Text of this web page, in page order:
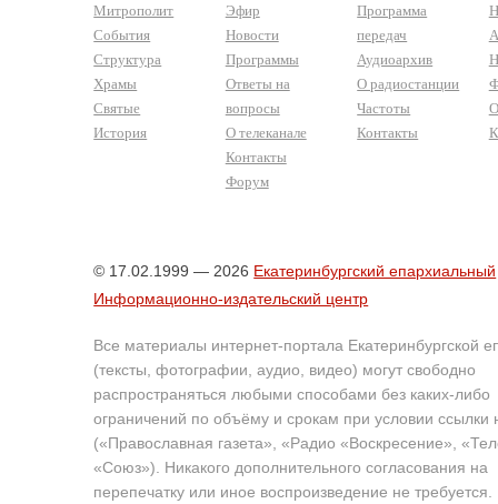
Митрополит
События
Структура
Храмы
Святые
История
Эфир
Новости
Программы
Ответы на
вопросы
О телеканале
Контакты
Форум
Программа
передач
Аудиоархив
О радиостанции
Частоты
Контакты
© 17.02.1999 — 2026 Екатеринбургский епархиальный
Информационно-издательский центр
Все материалы интернет-портала Екатеринбургской
(тексты, фотографии, аудио, видео) могут свободно
распространяться любыми способами без каких-либо
ограничений по объёму и срокам при условии ссылки
(«Православная газета», «Радио «Воскресение»,
«Союз»). Никакого дополнительного согласования на
перепечатку или иное воспроизведение не требуется.